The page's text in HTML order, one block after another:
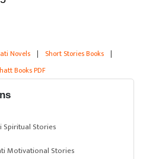
Novels | Short Stories Books |
Books PDF
Spiritual Stories
Motivational Stories